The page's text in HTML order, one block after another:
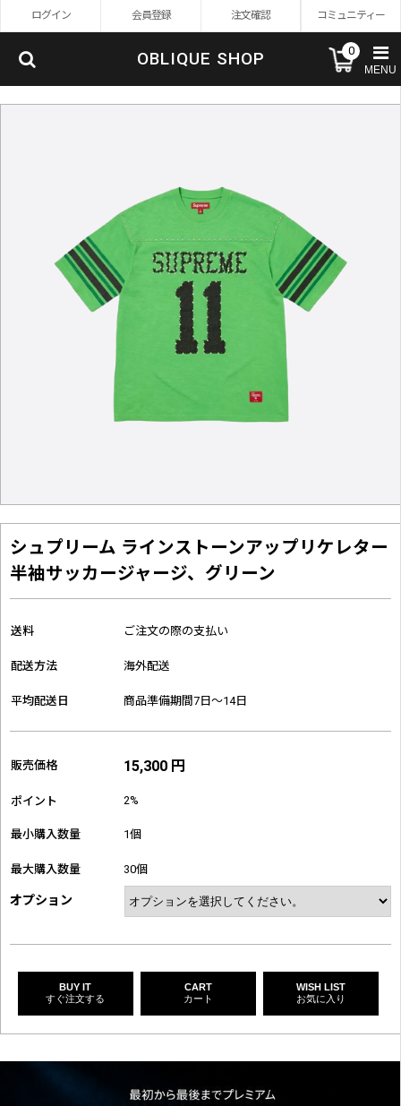
ログイン 会員登録 注文確認 コミュニティー
OBLIQUE SHOP 0
MENU
シュプリーム ラインストーンアップリケレター
半袖サッカージャージ、グリーン
送料 ご注文の際の支払い
配送方法 海外配送
平均配送日 商品準備期間7日～14日
販売価格 15,300 円
ポイント 2%
最小購入数量 1個
最大購入数量 30個
オプション
BUY IT
すぐ注文する
CART
カート
WISH LIST
お気に入り